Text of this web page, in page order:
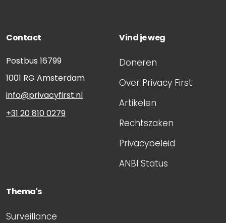
Contact
Postbus 16799
1001 RG Amsterdam
info@privacyfirst.nl
+31 20 810 0279
Vind je weg
Doneren
Over Privacy First
Artikelen
Rechtszaken
Privacybeleid
ANBI Status
Thema's
Surveillance